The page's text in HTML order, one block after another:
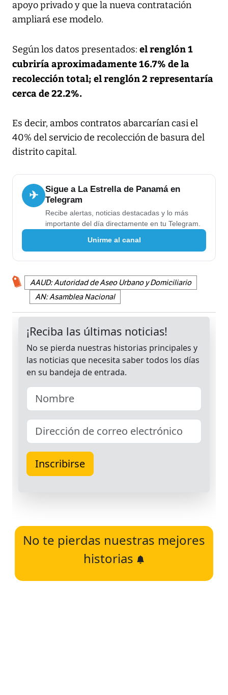
apoyo privado y que la nueva contratación
ampliará ese modelo.
Según los datos presentados: el renglón 1
cubriría aproximadamente 16.7% de la
recolección total; el renglón 2 representaría
cerca de 22.2%.
Es decir, ambos contratos abarcarían casi el
40% del servicio de recolección de basura del
distrito capital.
✈
Sigue a La Estrella de Panamá en
Telegram
Recibe alertas, noticias destacadas y lo más
importante del día directamente en tu Telegram.
Unirme al canal
AAUD: Autoridad de Aseo Urbano y Domiciliario
AN: Asamblea Nacional
No te pierdas nuestras mejores
historias